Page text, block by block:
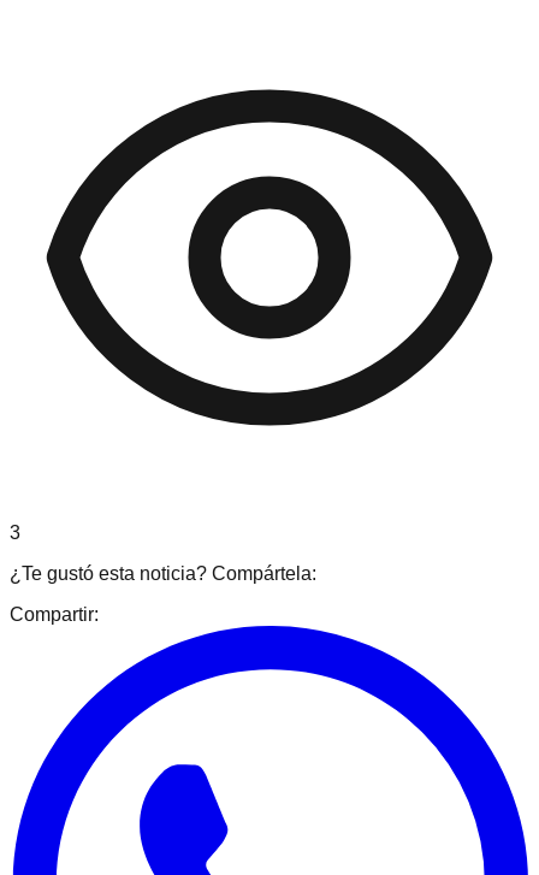
3
¿Te gustó esta noticia? Compártela:
Compartir: